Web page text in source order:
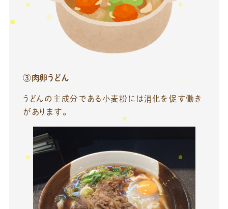
③肉卵うどん
うどんの主成分である小麦粉には消化を促す働き
があります。